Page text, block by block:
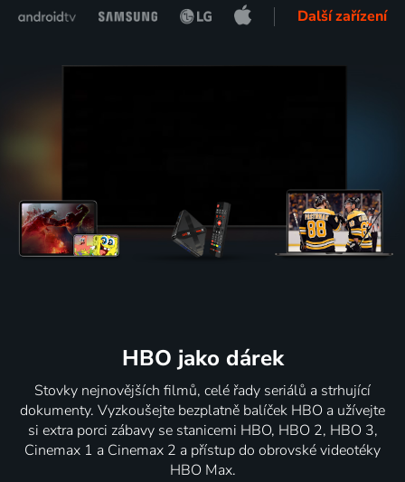
Další zařízení
HBO jako dárek
Stovky nejnovějších filmů, celé řady seriálů a strhující
dokumenty. Vyzkoušejte bezplatně balíček HBO a užívejte
si extra porci zábavy se stanicemi HBO, HBO 2, HBO 3,
Cinemax 1 a Cinemax 2 a přístup do obrovské videotéky
HBO Max.